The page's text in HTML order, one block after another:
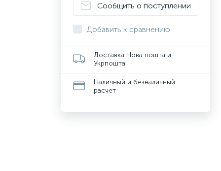
Сообщить о поступлении
Добавить к сравнению
Доставка Нова пошта и
Укрпошта
Наличный и безналичный
расчет